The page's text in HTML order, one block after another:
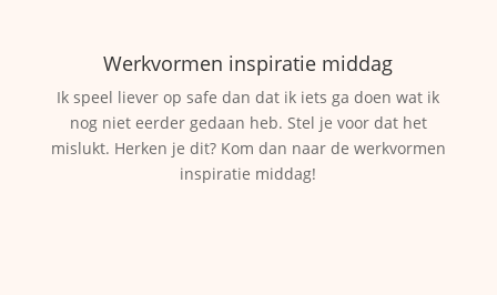
Werkvormen inspiratie middag
Ik speel liever op safe dan dat ik iets ga doen wat ik
nog niet eerder gedaan heb. Stel je voor dat het
mislukt. Herken je dit? Kom dan naar de werkvormen
inspiratie middag!